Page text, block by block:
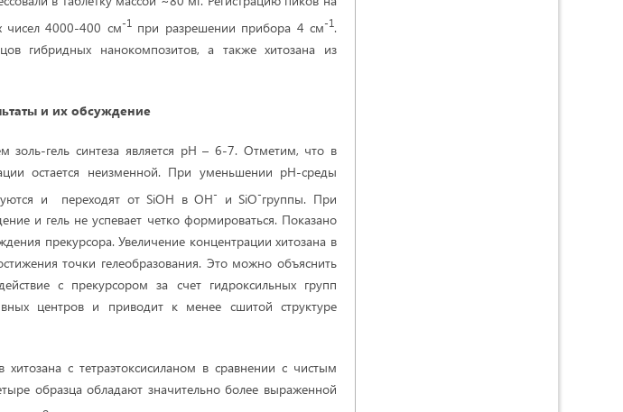
чисел 4000-400 см-1при разрешении прибора 4 см-1.
гибридных нанокомпозитов, а также хитозана из
и их обсуждение
золь-гель синтеза является рН – 6-7. Отметим, что в
остается неизменной. При уменьшении рН-среды
и переходят от SiOH в OH- и SiO-группы. При
и гель не успевает четко формироваться. Показано
прекурсора. Увеличение концентрации хитозана в
точки гелеобразования. Это можно объяснить
с прекурсором за счет гидроксильных групп
центров и приводит к менее сшитой структуре
с тетраэтоксисиланом в сравнении с чистым
образца обладают значительно более выраженной